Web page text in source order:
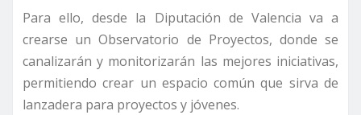
Para ello, desde la Diputación de Valencia va a
crearse un Observatorio de Proyectos, donde se
canalizarán y monitorizarán las mejores iniciativas,
permitiendo crear un espacio común que sirva de
lanzadera para proyectos y jóvenes.